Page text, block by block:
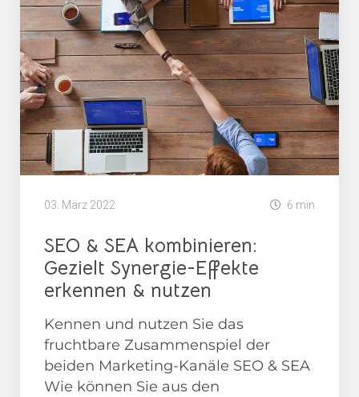
03. März 2022 6 min
SEO & SEA kombinieren:
Gezielt Synergie-Effekte
erkennen & nutzen
Kennen und nutzen Sie das
fruchtbare Zusammenspiel der
beiden Marketing-Kanäle SEO & SEA
Wie können Sie aus den